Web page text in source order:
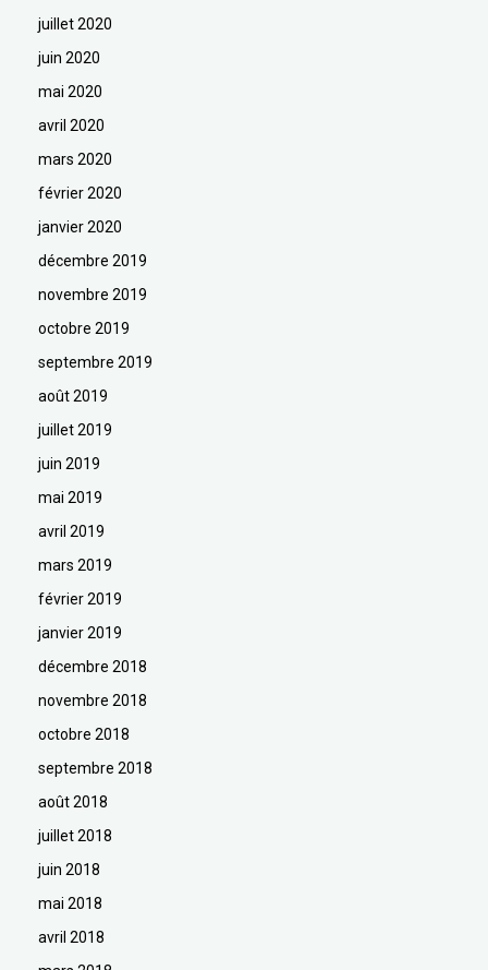
juillet 2020
juin 2020
mai 2020
avril 2020
mars 2020
février 2020
janvier 2020
décembre 2019
novembre 2019
octobre 2019
septembre 2019
août 2019
juillet 2019
juin 2019
mai 2019
avril 2019
mars 2019
février 2019
janvier 2019
décembre 2018
novembre 2018
octobre 2018
septembre 2018
août 2018
juillet 2018
juin 2018
mai 2018
avril 2018